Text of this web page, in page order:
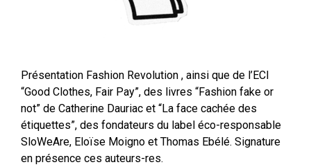
Présentation Fashion Revolution , ainsi que de l’ECI
“Good Clothes, Fair Pay”, des livres “Fashion fake or
not” de Catherine Dauriac et “La face cachée des
étiquettes”, des fondateurs du label éco-responsable
SloWeAre, Eloïse Moigno et Thomas Ebélé. Signature
en présence ces auteurs-res.